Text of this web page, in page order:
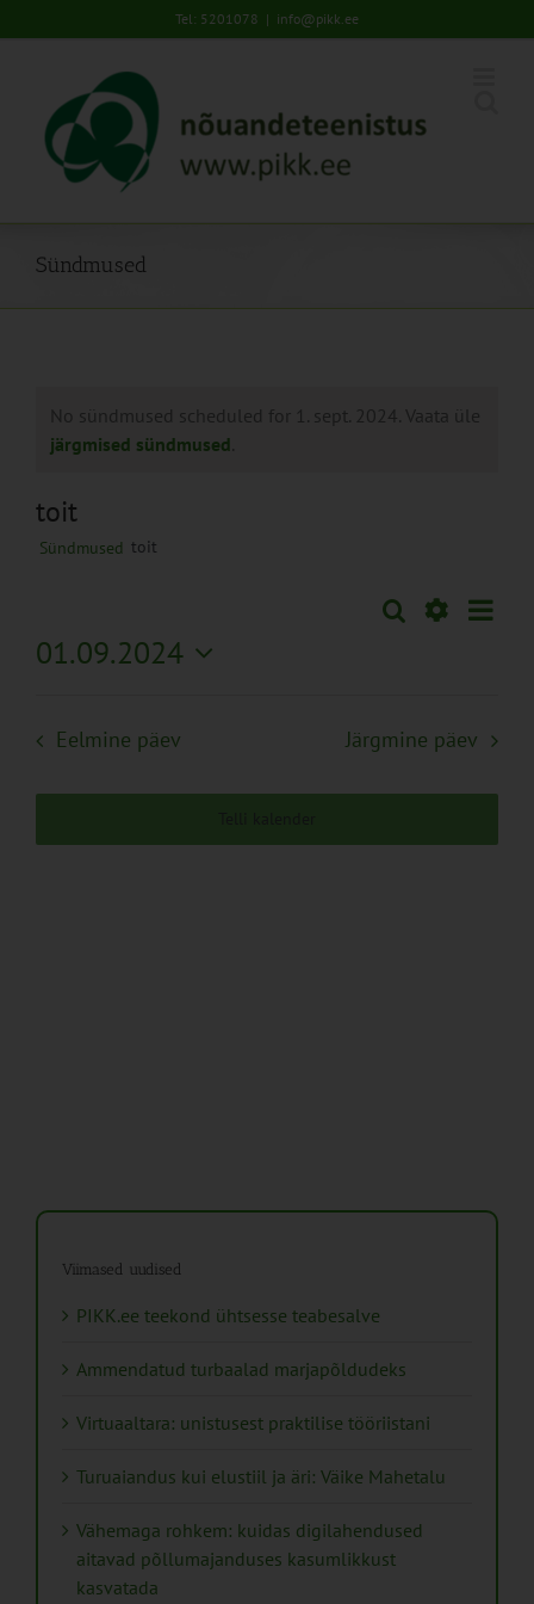
to
Tel: 5201078 | info@pikk.ee
Sündmused
No sündmused scheduled for 1. sept. 2024. Vaata üle
järgmised sündmused
toit
Sündmused toit
Sündmused
Navigation
Otsi Päev
01.09.2024
Eelmine päev Järgmine päev
Viimased uudised
PIKK.ee teekond ühtsesse teabesalve
Ammendatud turbaalad marjapõldudeks
Virtuaaltara: unistusest praktilise tööriistani
Turuaiandus kui elustiil ja äri: Väike Mahetalu
Vähemaga rohkem: kuidas digilahendused
aitavad põllumajanduses kasumlikkust
kasvatada